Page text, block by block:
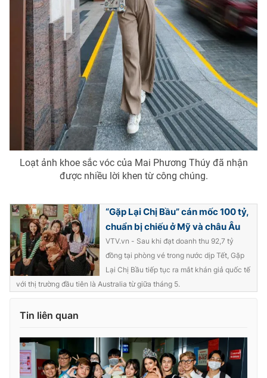
Loạt ảnh khoe sắc vóc của Mai Phương Thúy đã nhận
được nhiều lời khen từ công chúng.
“Gặp Lại Chị Bầu” cán mốc 100 tỷ,
chuẩn bị chiếu ở Mỹ và châu Âu
VTV.vn - Sau khi đạt doanh thu 92,7 tỷ
đồng tại phòng vé trong nước dịp Tết, Gặp
Lại Chị Bầu tiếp tục ra mắt khán giả quốc tế
với thị trường đầu tiên là Australia từ giữa tháng 5.
Tin liên quan